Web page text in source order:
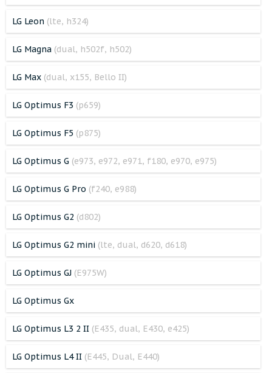
LG Leon (lte, h324)
LG Magna (dual, h502f, h502)
LG Max (dual, x155, Bello II)
LG Optimus F3 (p659)
LG Optimus F5 (p875)
LG Optimus G (e973, e972, e971, f180, e970, e975)
LG Optimus G Pro (f240, e988)
LG Optimus G2 (d802)
LG Optimus G2 mini (lte, dual, d620, d618)
LG Optimus GJ (E975W)
LG Optimus Gx
LG Optimus L3 2 II (E435, dual, E430, e425)
LG Optimus L4 II (E445, Dual, E440)